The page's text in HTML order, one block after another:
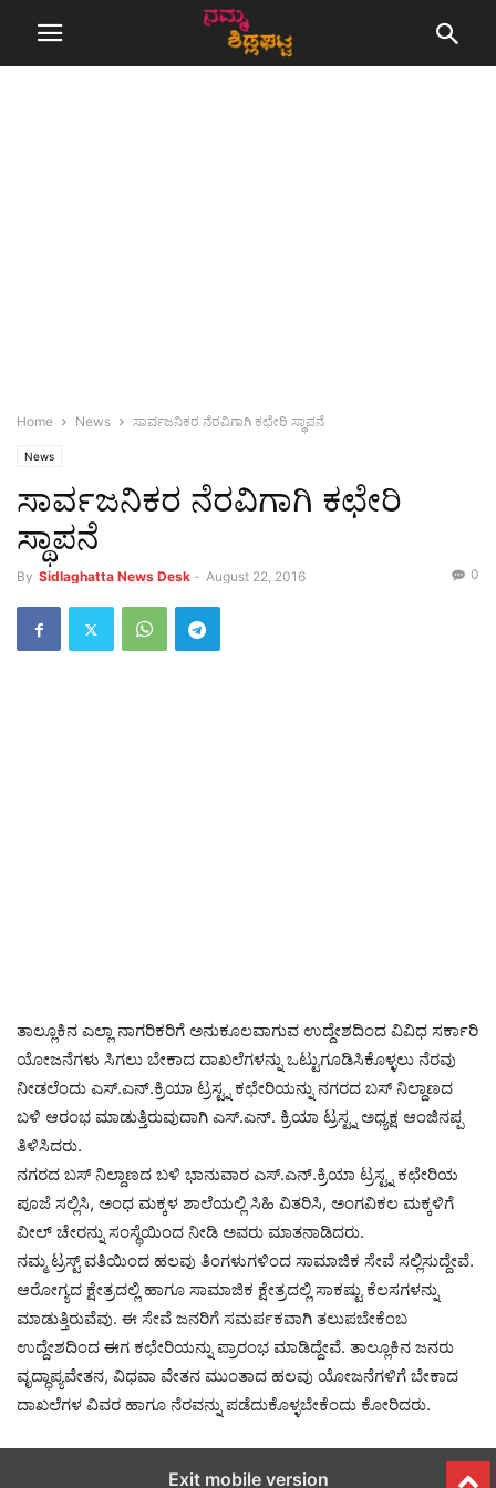
Home News ಸಾರ್ವಜನಿಕರ ನೆರವಿಗಾಗಿ ಕಛೇರಿ ಸ್ಥಾಪನೆ
News
ಸಾರ್ವಜನಿಕರ ನೆರವಿಗಾಗಿ ಕಛೇರಿ
ಸ್ಥಾಪನೆ
By Sidlaghatta News Desk - August 22, 2016 0
ತಾಲ್ಲೂಕಿನ ಎಲ್ಲಾ ನಾಗರಿಕರಿಗೆ ಅನುಕೂಲವಾಗುವ ಉದ್ದೇಶದಿಂದ ವಿವಿಧ ಸರ್ಕಾರಿ
ಯೋಜನೆಗಳು ಸಿಗಲು ಬೇಕಾದ ದಾಖಲೆಗಳನ್ನು ಒಟ್ಟುಗೂಡಿಸಿಕೊಳ್ಳಲು ನೆರವು
ನೀಡಲೆಂದು ಎಸ್.ಎನ್.ಕ್ರಿಯಾ ಟ್ರಸ್ಟ್ನ ಕಛೇರಿಯನ್ನು ನಗರದ ಬಸ್ ನಿಲ್ದಾಣದ
ಬಳಿ ಆರಂಭ ಮಾಡುತ್ತಿರುವುದಾಗಿ ಎಸ್.ಎನ್. ಕ್ರಿಯಾ ಟ್ರಸ್ಟ್ನ ಅಧ್ಯಕ್ಷ ಆಂಜಿನಪ್ಪ
ತಿಳಿಸಿದರು.
ನಗರದ ಬಸ್ ನಿಲ್ದಾಣದ ಬಳಿ ಭಾನುವಾರ ಎಸ್.ಎನ್.ಕ್ರಿಯಾ ಟ್ರಸ್ಟ್ನ ಕಛೇರಿಯ
ಪೂಜೆ ಸಲ್ಲಿಸಿ, ಅಂಧ ಮಕ್ಕಳ ಶಾಲೆಯಲ್ಲಿ ಸಿಹಿ ವಿತರಿಸಿ, ಅಂಗವಿಕಲ ಮಕ್ಕಳಿಗೆ
ವೀಲ್ ಚೇರನ್ನು ಸಂಸ್ಥೆಯಿಂದ ನೀಡಿ ಅವರು ಮಾತನಾಡಿದರು.
ನಮ್ಮ ಟ್ರಸ್ಟ್ ವತಿಯಿಂದ ಹಲವು ತಿಂಗಳುಗಳಿಂದ ಸಾಮಾಜಿಕ ಸೇವೆ ಸಲ್ಲಿಸುದ್ದೇವೆ.
ಆರೋಗ್ಯದ ಕ್ಷೇತ್ರದಲ್ಲಿ ಹಾಗೂ ಸಾಮಾಜಿಕ ಕ್ಷೇತ್ರದಲ್ಲಿ ಸಾಕಷ್ಟು ಕೆಲಸಗಳನ್ನು
ಮಾಡುತ್ತಿರುವೆವು. ಈ ಸೇವೆ ಜನರಿಗೆ ಸಮರ್ಪಕವಾಗಿ ತಲುಪಬೇಕೆಂಬ
ಉದ್ದೇಶದಿಂದ ಈಗ ಕಛೇರಿಯನ್ನು ಪ್ರಾರಂಭ ಮಾಡಿದ್ದೇವೆ. ತಾಲ್ಲೂಕಿನ ಜನರು
ವೃದ್ಧಾಪ್ಯವೇತನ, ವಿಧವಾ ವೇತನ ಮುಂತಾದ ಹಲವು ಯೋಜನೆಗಳಿಗೆ ಬೇಕಾದ
ದಾಖಲೆಗಳ ವಿವರ ಹಾಗೂ ನೆರವನ್ನು ಪಡೆದುಕೊಳ್ಳಬೇಕೆಂದು ಕೋರಿದರು.
Exit mobile version